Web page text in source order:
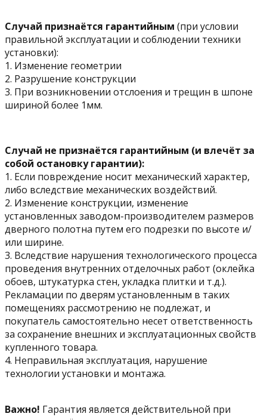
Случай признаётся гарантийным (при условии
правильной эксплуатации и соблюдении техники
установки):
1. Изменение геометрии
2. Разрушение конструкции
3. При возникновении отслоения и трещин в шпоне
шириной более 1мм.
Случай не признаётся гарантийным (и влечёт за
собой остановку гарантии):
1. Если повреждение носит механический характер,
либо вследствие механических воздействий.
2. Изменение конструкции, изменение
установленных заводом-производителем размеров
дверного полотна путем его подрезки по высоте и/
или ширине.
3. Вследствие нарушения технологического процесса
проведения внутренних отделочных работ (оклейка
обоев, штукатурка стен, укладка плитки и т.д.).
Рекламации по дверям установленным в таких
помещениях рассмотрению не подлежат, и
покупатель самостоятельно несет ответственность
за сохранение внешних и эксплуатационных свойств
купленного товара.
4. Неправильная эксплуатация, нарушение
технологии установки и монтажа.
Важно! Гарантия является действительной при